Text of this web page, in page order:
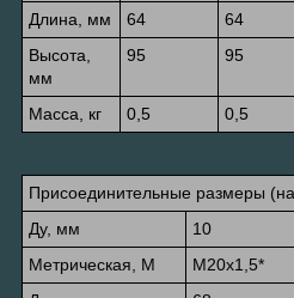
Длина, мм 64 64
Высота,
мм
95 95
Масса, кг 0,5 0,5
Присоединительные размеры
Ду, мм
10
Метрическая, М
М20х1,5*